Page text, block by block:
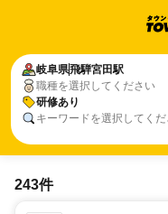
岐阜県飛騨宮田駅
職種を選択してください
研修あり
キーワードを選択してく
243件